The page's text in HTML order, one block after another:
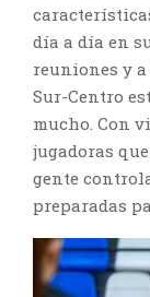
día a día en
reuniones y
Sur-Centro
mucho. Con
jugadoras
gente
preparadas